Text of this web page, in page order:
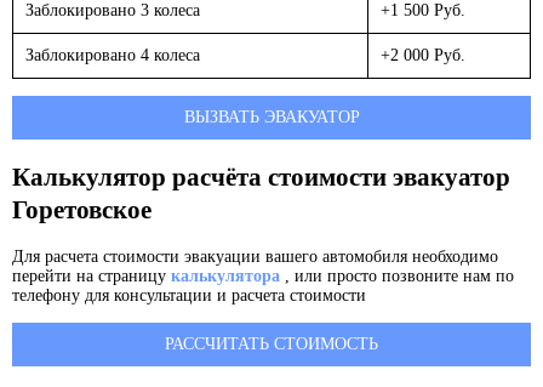
Заблокировано 3 колеса +1 500 Руб.
Заблокировано 4 колеса +2 000 Руб.
ВЫЗВАТЬ ЭВАКУАТОР
Калькулятор расчёта стоимости эвакуатор
Горетовское
Для расчета стоимости эвакуации вашего автомобиля необходимо
перейти на страницу калькулятора , или просто позвоните нам по
телефону для консультации и расчета стоимости
РАССЧИТАТЬ СТОИМОСТЬ